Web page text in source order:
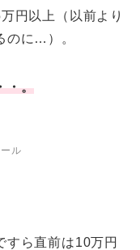
円以上（以前より
のに…）。
・。
ル
すら直前は10万円